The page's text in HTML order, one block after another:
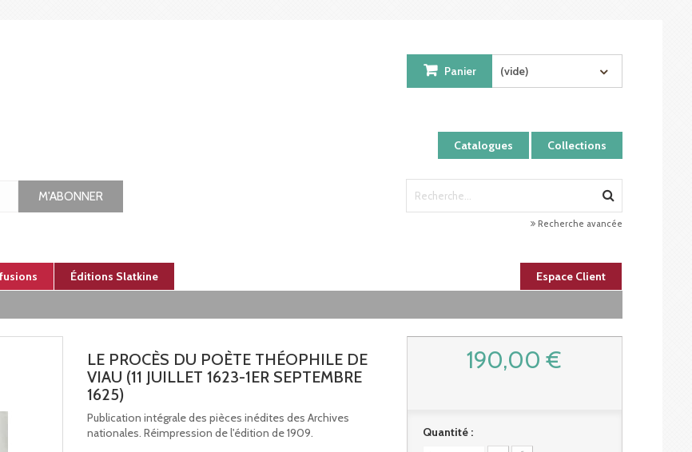
Catalogues Collections
Panier (vide)
M'ABONNER
Recherche avancée
Éditions Slatkine
Espace Client
LE PROCÈS DU POÈTE THÉOPHILE DE
VIAU (11 JUILLET 1623-1ER SEPTEMBRE
1625)
Publication intégrale des pièces inédites des Archives
nationales. Réimpression de l'édition de 1909.
190,00 €
Quantité :